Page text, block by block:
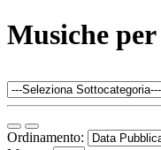
Musiche
Ordinamento: